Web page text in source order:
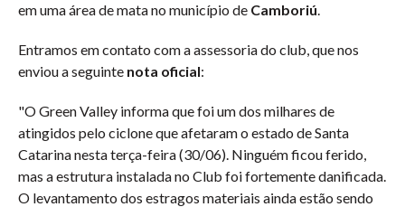
em uma área de mata no município de Camboriú.
Entramos em contato com a assessoria do club, que nos
enviou a seguinte nota oficial:
"O Green Valley informa que foi um dos milhares de
atingidos pelo ciclone que afetaram o estado de Santa
Catarina nesta terça-feira (30/06). Ninguém ficou ferido,
mas a estrutura instalada no Club foi fortemente danificada.
O levantamento dos estragos materiais ainda estão sendo